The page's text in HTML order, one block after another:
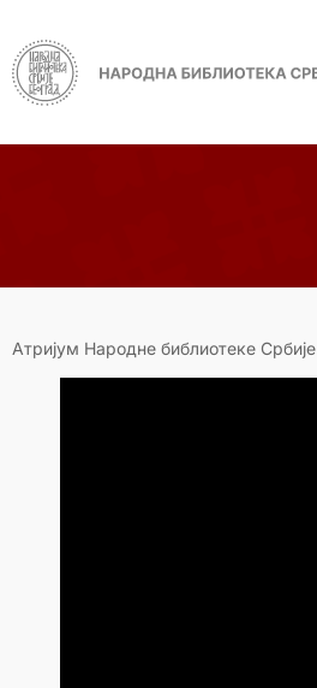
Атријум Народне библиотеке Србије